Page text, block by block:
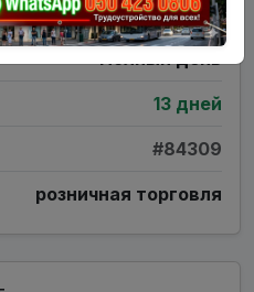
Требуются
13 дней
#84309
розничная торговля